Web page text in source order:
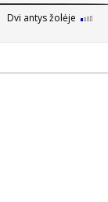
Dvi antys žolėje